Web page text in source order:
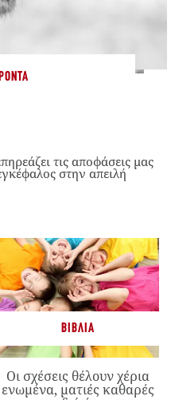
τις αποφάσεις μας
στην απειλή
ΒΙΒΛΊΑ
Οι σχέσεις θέλουν χέρια
ενωμένα, ματιές καθαρές